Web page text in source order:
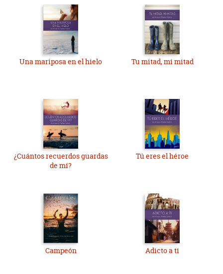
Una mariposa en el hielo Tu mitad, mi mitad
¿Cuántos recuerdos guardas
de mí?
Tú eres el héroe
Campeón Adicto a ti